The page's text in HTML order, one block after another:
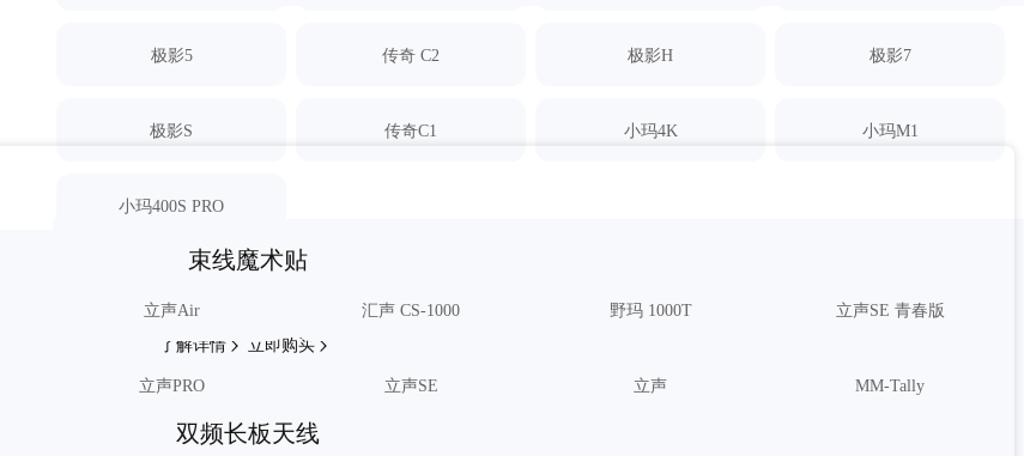
极影5 传奇 C2 极影H 极影7
极影S 传奇C1 小玛4K 小玛M1
小玛400S PRO
立声Air 汇声 CS-1000 野玛 1000T 立声SE 青春版
立声PRO 立声SE 立声 MM-Tally
的文案相关活动的文案相关活动的文案相关活动的文案相关活动的文案相关活动的文案相关活动的文案相关活动的文
动的文案相关活动的文案相关活动的文案相关活动的文案相关活动的文案相关活动的文案相关活动的文案相关活动的
猜你喜欢
束线魔术贴
了解详情 立即购买
双频长板天线